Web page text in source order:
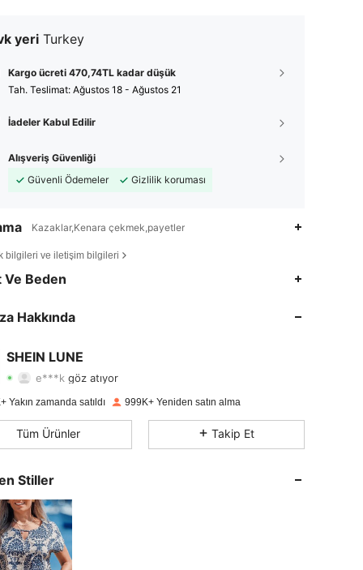
yeri Turkey
Kargo ücreti 470,74TL kadar düşük
Tah. Teslimat: Ağustos 18 - Ağustos 21
İadeler Kabul Edilir
Alışveriş Güvenliği
Güvenli Ödemeler
Gizlilik koruması
Kazaklar,Kenara çekmek,payetler
bilgileri ve iletişim bilgileri
Ve Beden
Hakkında
SHEIN LUNE
e***k
4,85 Derecelendirme
4,85 26K 1M
4,85
4,85
4,85
Yakın zamanda satıldı 999K+ Yeniden satın alma
Tüm Ürünler Takip Et
Stiller